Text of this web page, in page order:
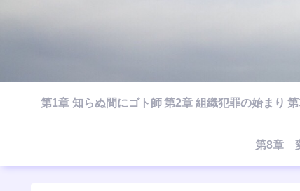
第1章 知らぬ間にゴト師 第2章 組織犯罪の始まり
第8章